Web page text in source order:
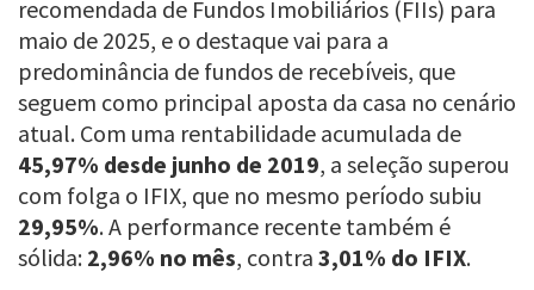
recomendada de Fundos Imobiliários (FIIs) para
maio de 2025, e o destaque vai para a
predominância de fundos de recebíveis, que
seguem como principal aposta da casa no cenário
atual. Com uma rentabilidade acumulada de
45,97% desde junho de 2019, a seleção superou
com folga o IFIX, que no mesmo período subiu
29,95%. A performance recente também é
sólida: 2,96% no mês, contra 3,01% do IFIX.